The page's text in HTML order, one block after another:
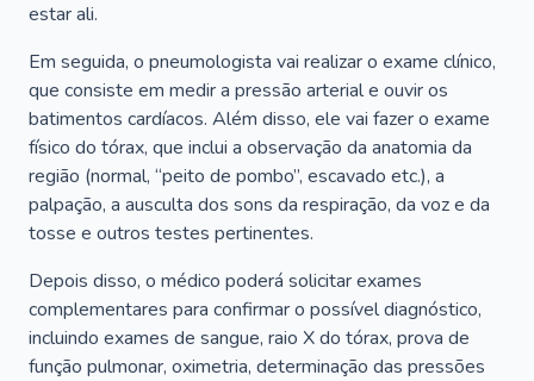
estar ali.
Em seguida, o pneumologista vai realizar o exame clínico,
que consiste em medir a pressão arterial e ouvir os
batimentos cardíacos. Além disso, ele vai fazer o exame
físico do tórax, que inclui a observação da anatomia da
região (normal, “peito de pombo”, escavado etc.), a
palpação, a ausculta dos sons da respiração, da voz e da
tosse e outros testes pertinentes.
Depois disso, o médico poderá solicitar exames
complementares para confirmar o possível diagnóstico,
incluindo exames de sangue, raio X do tórax, prova de
função pulmonar, oximetria, determinação das pressões